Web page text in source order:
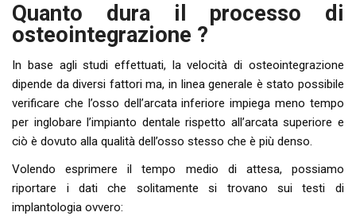
Quanto dura il processo di
osteointegrazione ?
In base agli studi effettuati, la velocità di osteointegrazione
dipende da diversi fattori ma, in linea generale è stato possibile
verificare che l’osso dell’arcata inferiore impiega meno tempo
per inglobare l’impianto dentale rispetto all’arcata superiore e
ciò è dovuto alla qualità dell’osso stesso che è più denso.
Volendo esprimere il tempo medio di attesa, possiamo
riportare i dati che solitamente si trovano sui testi di
implantologia ovvero: